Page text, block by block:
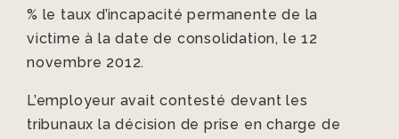
% le taux d’incapacité permanente de la
victime à la date de consolidation, le 12
novembre 2012.
L’employeur avait contesté devant les
tribunaux la décision de prise en charge de